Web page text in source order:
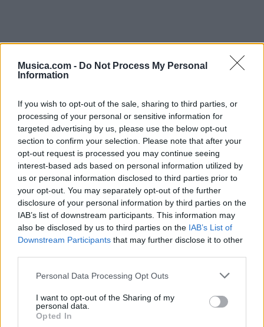
Musica.com - Do Not Process My Personal
Information
If you wish to opt-out of the sale, sharing to third parties, or
processing of your personal or sensitive information for
targeted advertising by us, please use the below opt-out
section to confirm your selection. Please note that after your
opt-out request is processed you may continue seeing
interest-based ads based on personal information utilized by
us or personal information disclosed to third parties prior to
your opt-out. You may separately opt-out of the further
disclosure of your personal information by third parties on the
IAB’s list of downstream participants. This information may
also be disclosed by us to third parties on the IAB’s List of
Downstream Participants that may further disclose it to other
Personal Data Processing Opt Outs
I want to opt-out of the Sharing of my
personal data.
Opted In
¿Qué te parece esta canción?
-
0 votos
Imprimir letra
* Letra añadida porVictor Al-Qaedas
+ Adonay
Letra La Formula
Letra Letra De Colouring This Life (Spanish
Versión) (ft. Oxy MC Y Jheral El Insuperable)